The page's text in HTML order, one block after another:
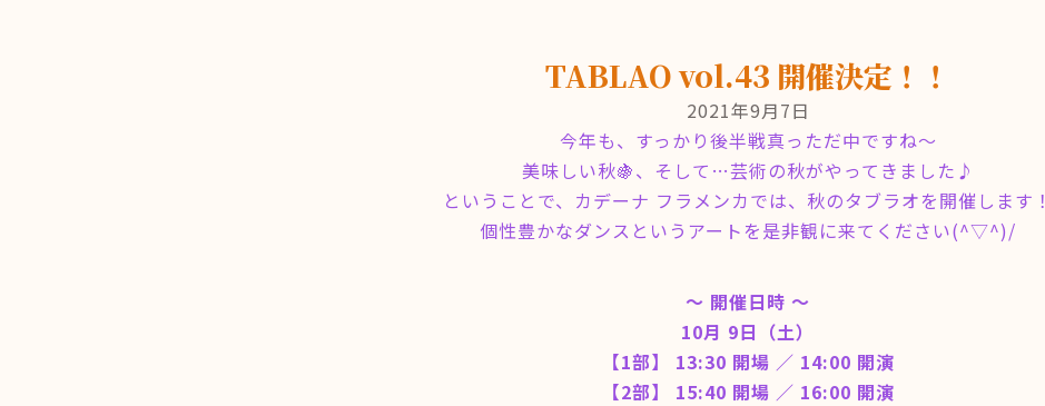
TABLAO vol.43 開催決定！！
2021年9月7日
今年も、すっかり後半戦真っただ中ですね～
美味しい秋🍇、そして…芸術の秋がやってきました♪
ということで、カデーナ フラメンカでは、秋のタブラオを開催します！
個性豊かなダンスというアートを是非観に来てください(^▽^)/
～ 開催日時 ～
10月 9日（土）
【1部】 13:30 開場 ／ 14:00 開演
【2部】 15:40 開場 ／ 16:00 開演